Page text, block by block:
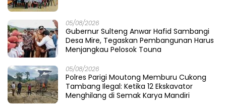
05/08/2026
Gubernur Sulteng Anwar Hafid Sambangi
Desa Mire, Tegaskan Pembangunan Harus
Menjangkau Pelosok Touna
05/08/2026
Polres Parigi Moutong Memburu Cukong
Tambang Ilegal: Ketika 12 Ekskavator
Menghilang di Semak Karya Mandiri